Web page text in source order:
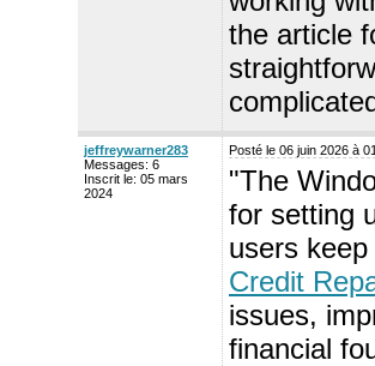
the article
jeffreywarner283
Messages: 6
Inscrit le: 05 mars
2024
Posté le 06 juin 2026 à
"The
for setting
users
Credit
issues,
financial